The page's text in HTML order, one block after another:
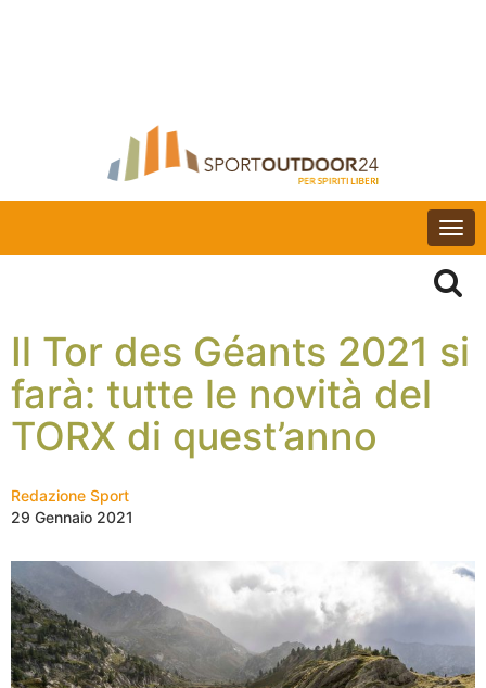
Il Tor des Géants 2021 si
farà: tutte le novità del
TORX di quest’anno
Redazione Sport
29 Gennaio 2021